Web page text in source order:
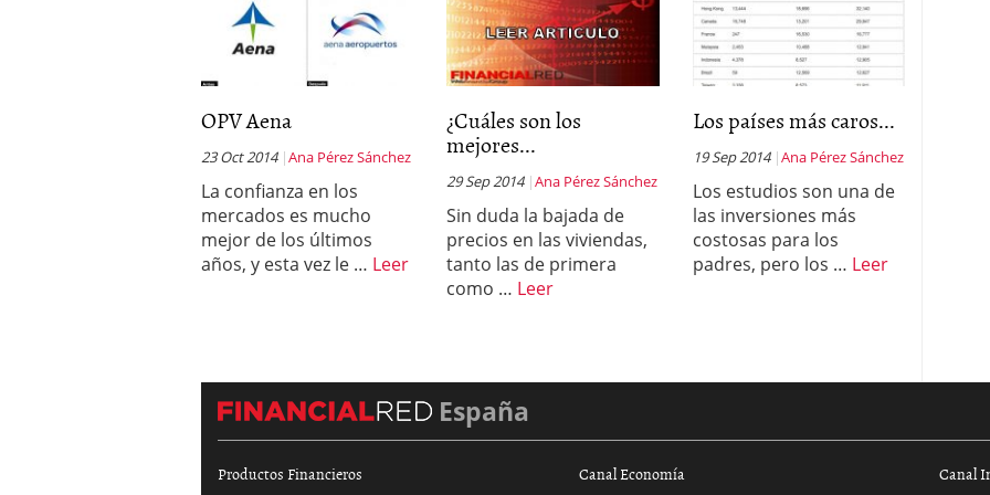
OPV Aena
23 Oct 2014 Ana Pérez Sánchez
La confianza en los
mercados es mucho
mejor de los últimos
años, y esta vez le … Leer
¿Cuáles son los
mejores...
29 Sep 2014 Ana Pérez Sánchez
Sin duda la bajada de
precios en las viviendas,
tanto las de primera
como … Leer
Los países más caros...
19 Sep 2014 Ana Pérez Sánchez
Los estudios son una de
las inversiones más
costosas para los
padres, pero los … Leer
España
Productos Financieros Canal Economía Canal